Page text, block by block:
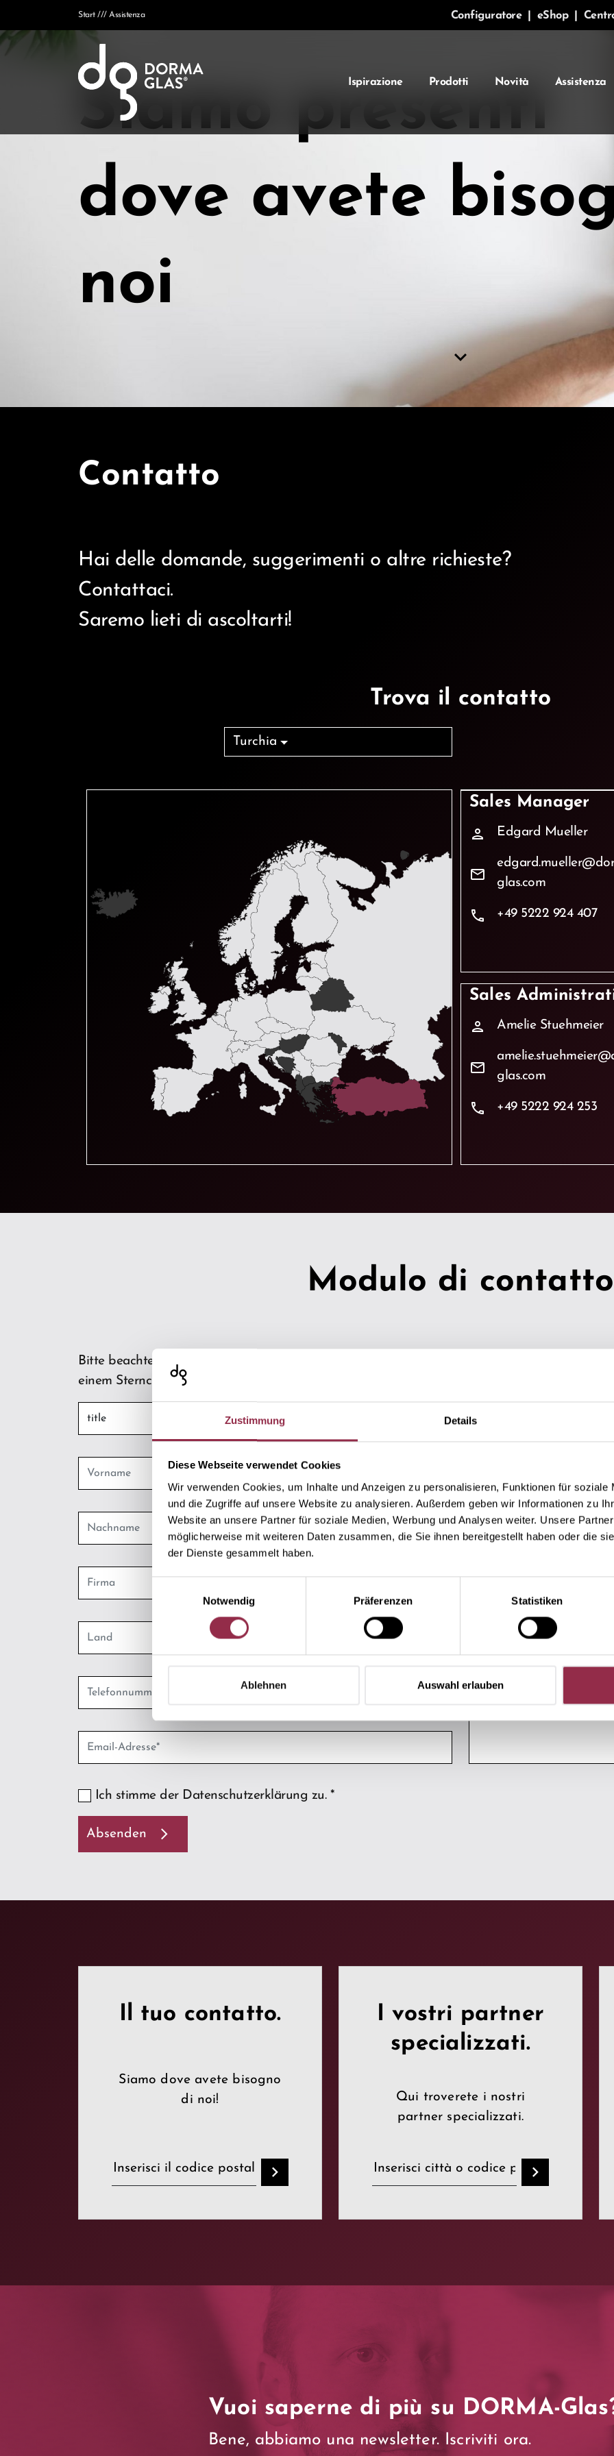
Zustimmung Details
Diese Webseite verwendet Cookies
Wir verwenden Cookies, um Inhalte und Anzeigen zu personalisieren, Funktionen für soziale
und die Zugriffe auf unsere Website zu analysieren. Außerdem geben wir Informationen zu
Website an unsere Partner für soziale Medien, Werbung und Analysen weiter. Unsere
möglicherweise mit weiteren Daten zusammen, die Sie ihnen bereitgestellt haben oder die
der Dienste gesammelt haben.
Notwendig
Präferenzen Statistiken
Ablehnen Auswahl erlauben
Start Assistenza Configuratore eShop
Ispirazione Prodotti Novità Assistenza
Siamo presenti
dove avete
noi
keyboard_arrow_down
Contatto
Hai delle domande, suggerimenti o altre richieste?
Contattaci.
Saremo lieti di ascoltarti!
Trova il contatto
Turchia
Sales Manager
person
Edgard Mueller
mail
glas.com
phone +49 5222 924 407
Sales
person
Amelie Stuehmeier
mail
glas.com
phone +49 5222 924 253
Modulo di contatto
Bitte beachten Sie dabei besonders die Pflichtfelder, welche mit
einem Sternchen (*) gekennzeichnet sind.
Ich stimme der Datenschutzerklärung zu. *
Absenden
Il tuo contatto.
Siamo dove avete bisogno
di noi!
I vostri partner
specializzati.
Qui troverete i nostri
partner specializzati.
Vuoi saperne di più su DORMA-
Bene, abbiamo una newsletter. Iscriviti ora.